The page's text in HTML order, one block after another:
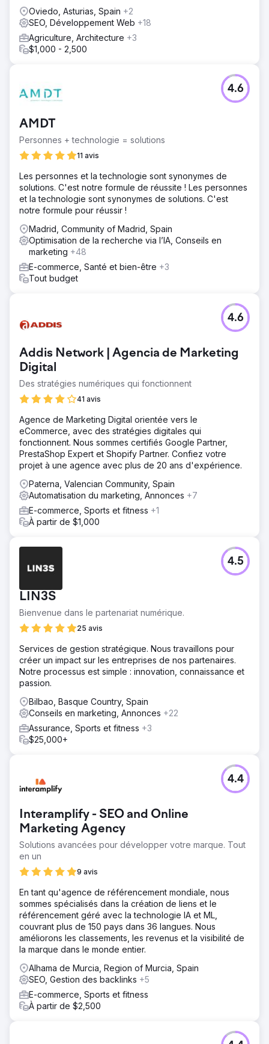
Oviedo, Asturias, Spain +2
SEO, Développement Web +18
Agriculture, Architecture +3
$1,000 - 2,500
AMDT
Personnes + technologie = solutions
11 avis
4.6
Les personnes et la technologie sont synonymes de
solutions. C'est notre formule de réussite ! Les personnes
et la technologie sont synonymes de solutions. C'est
notre formule pour réussir !
Madrid, Community of Madrid, Spain
Optimisation de la recherche via l’IA, Conseils en
marketing +48
E-commerce, Santé et bien-être +3
Tout budget
Addis Network | Agencia de Marketing
Digital
Des stratégies numériques qui fonctionnent
41 avis
4.6
Agence de Marketing Digital orientée vers le
eCommerce, avec des stratégies digitales qui
fonctionnent. Nous sommes certifiés Google Partner,
PrestaShop Expert et Shopify Partner. Confiez votre
projet à une agence avec plus de 20 ans d'expérience.
Paterna, Valencian Community, Spain
Automatisation du marketing, Annonces +7
E-commerce, Sports et fitness +1
À partir de $1,000
LIN3S
Bienvenue dans le partenariat numérique.
25 avis
4.5
Services de gestion stratégique. Nous travaillons pour
créer un impact sur les entreprises de nos partenaires.
Notre processus est simple : innovation, connaissance et
passion.
Bilbao, Basque Country, Spain
Conseils en marketing, Annonces +22
Assurance, Sports et fitness +3
$25,000+
Interamplify - SEO and Online
Marketing Agency
Solutions avancées pour développer votre marque. Tout
en un
9 avis
4.4
En tant qu'agence de référencement mondiale, nous
sommes spécialisés dans la création de liens et le
référencement géré avec la technologie IA et ML,
couvrant plus de 150 pays dans 36 langues. Nous
améliorons les classements, les revenus et la visibilité de
la marque dans le monde entier.
Alhama de Murcia, Region of Murcia, Spain
SEO, Gestion des backlinks +5
E-commerce, Sports et fitness
À partir de $2,500